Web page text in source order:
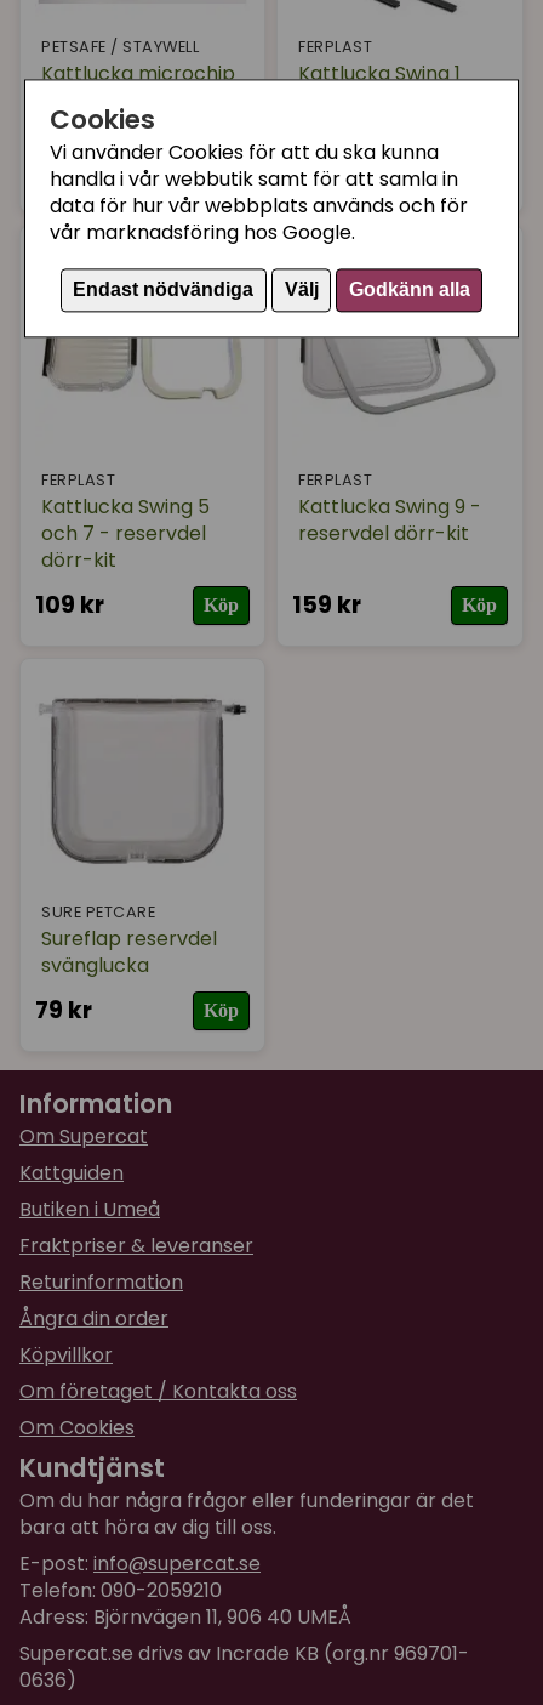
Cookies
Vi använder Cookies för att du ska kunna
handla i vår webbutik samt för att samla in
data för hur vår webbplats används och för
vår marknadsföring hos Google.
Endast nödvändiga Välj Godkänn alla
PETSAFE / STAYWELL
Kattlucka microchip
reservdel
299 kr Köp
FERPLAST
Kattlucka Swing 1
109 kr Bevaka
FERPLAST
Kattlucka Swing 5
och 7 - reservdel
dörr-kit
109 kr Köp
FERPLAST
Kattlucka Swing 9 -
reservdel dörr-kit
159 kr Köp
SURE PETCARE
Sureflap reservdel
svänglucka
79 kr Köp
Information
Om Supercat
Kattguiden
Butiken i Umeå
Fraktpriser & leveranser
Returinformation
Ångra din order
Köpvillkor
Om företaget / Kontakta oss
Om Cookies
Kundtjänst
Om du har några frågor eller funderingar är det
bara att höra av dig till oss.
E-post: info@supercat.se
Telefon: 090-2059210
Adress: Björnvägen 11, 906 40 UMEÅ
Supercat.se drivs av Incrade KB (org.nr 969701-
0636)